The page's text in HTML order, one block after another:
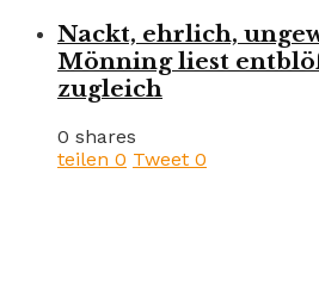
Nackt, ehrlich,
Mönning liest
zugleich
0 shares
teilen 0 Tweet 0